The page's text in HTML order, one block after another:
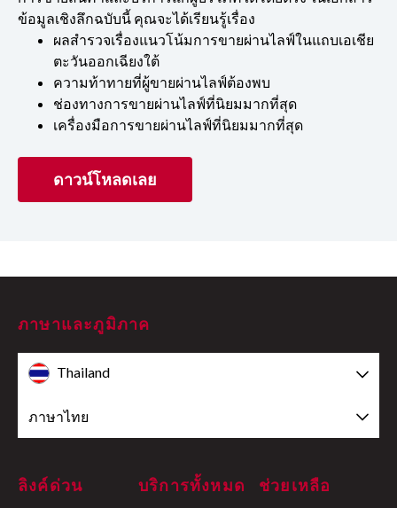
ข้อมูลเชิงลึกฉบับนี้ คุณจะได้เรียนรู้เรื่อง
ผลสำรวจเรื่องแนวโน้มการขายผ่านไลฟ์ในแถบเอเชีย
ตะวันออกเฉียงใต้
ความท้าทายที่ผู้ขายผ่านไลฟ์ต้องพบ
ช่องทางการขายผ่านไลฟ์ที่นิยมมากที่สุด
เครื่องมือการขายผ่านไลฟ์ที่นิยมมากที่สุด
ดาวน์โหลดเลย
ภาษาและภูมิภาค
Thailand
ภาษาไทย
ลิงค์ด่วน บริการทั้งหมด ช่วยเหลือ